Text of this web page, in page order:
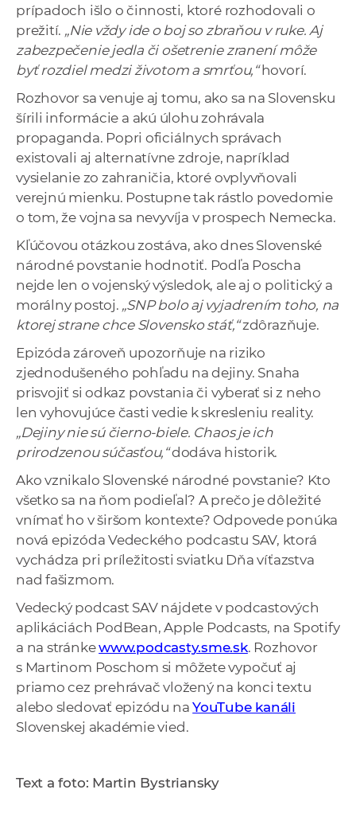
prípadoch išlo o činnosti, ktoré rozhodovali o
prežití. „Nie vždy ide o boj so zbraňou v ruke. Aj
zabezpečenie jedla či ošetrenie zranení môže
byť rozdiel medzi životom a smrťou,“hovorí.
Rozhovor sa venuje aj tomu, ako sa na Slovensku
šírili informácie a akú úlohu zohrávala
propaganda. Popri oficiálnych správach
existovali aj alternatívne zdroje, napríklad
vysielanie zo zahraničia, ktoré ovplyvňovali
verejnú mienku. Postupne tak rástlo povedomie
o tom, že vojna sa nevyvíja v prospech Nemecka.
Kľúčovou otázkou zostáva, ako dnes Slovenské
národné povstanie hodnotiť. Podľa Poscha
nejde len o vojenský výsledok, ale aj o politický a
morálny postoj. „SNP bolo aj vyjadrením toho, na
ktorej strane chce Slovensko stáť,“zdôrazňuje.
Epizóda zároveň upozorňuje na riziko
zjednodušeného pohľadu na dejiny. Snaha
prisvojiť si odkaz povstania či vyberať si z neho
len vyhovujúce časti vedie k skresleniu reality.
„Dejiny nie sú čierno-biele. Chaos je ich
prirodzenou súčasťou,“dodáva historik.
Ako vznikalo Slovenské národné povstanie? Kto
všetko sa na ňom podieľal? A prečo je dôležité
vnímať ho v širšom kontexte? Odpovede ponúka
nová epizóda Vedeckého podcastu SAV, ktorá
vychádza pri príležitosti sviatku Dňa víťazstva
nad fašizmom.
Vedecký podcast SAV nájdete v podcastových
aplikáciách PodBean, Apple Podcasts, na Spotify
a na stránkewww.podcasty.sme.sk. Rozhovor
s Martinom Poschom si môžete vypočuť aj
priamo cez prehrávač vložený na konci textu
alebo sledovať epizódu naYouTube kanáli
Slovenskej akadémie vied.
Text a foto: Martin Bystriansky